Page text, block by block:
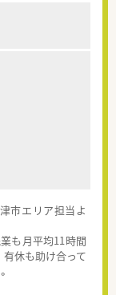
市エリア担当よ
も月平均11時間
休も助け合って